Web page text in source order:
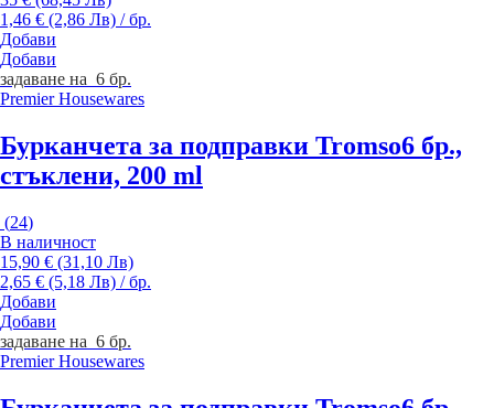
1,46 € (2,86 Лв) / бр.
Добави
Добави
задаване на 6 бр.
Premier Housewares
Бурканчета за подправки Tromso6 бр.,
стъклени, 200 ml
(24)
В наличност
15,90 € (31,10 Лв)
2,65 € (5,18 Лв) / бр.
Добави
Добави
задаване на 6 бр.
Premier Housewares